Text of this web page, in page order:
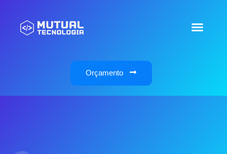
Orçamento